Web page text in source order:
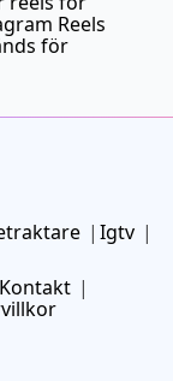
Reels
för
Igtv
Kontakt